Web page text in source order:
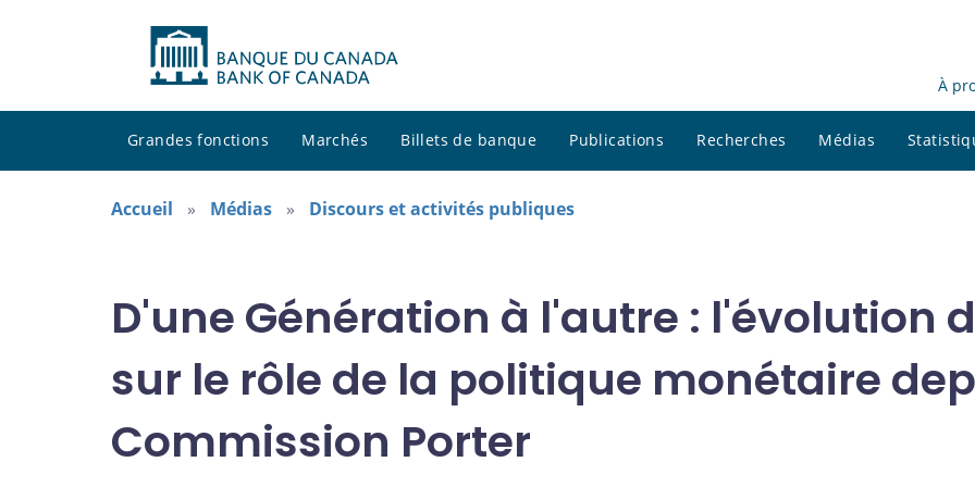
À
Grandes fonctions Marchés Billets de banque Publications Recherches Médias
Accueil Médias Discours et activités publiques
D'une Génération à l'autre : l'évolution
sur le rôle de la politique monétaire
Commission Porter